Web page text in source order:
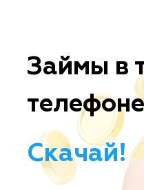
Займы в
телефоне
Скачай!